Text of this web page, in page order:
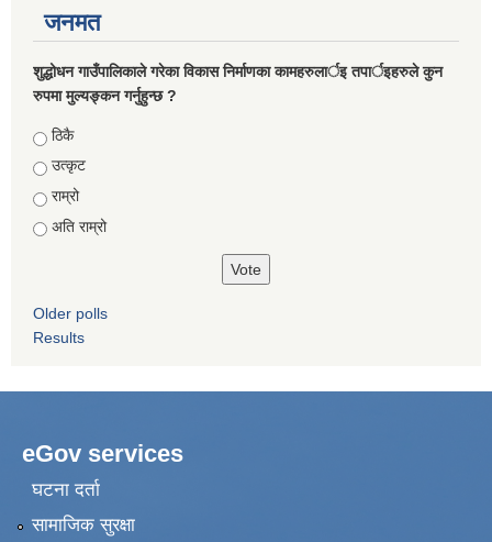
जनमत
शुद्धोधन गाउँपालिकाले गरेका विकास निर्माणका कामहरुलार्इ तपार्इहरुले कुन
रुपमा मुल्यङ्कन गर्नुहुन्छ ?
Choices
ठिकै
उत्कृट
राम्रो
अति राम्रो
Older polls
Results
eGov services
घटना दर्ता
सामाजिक सुरक्षा